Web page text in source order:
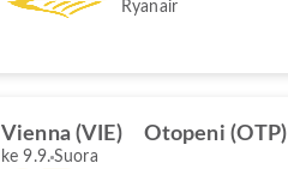
Ryanair
Vienna (VIE) Otopeni (OTP)
ke 9.9. Suora